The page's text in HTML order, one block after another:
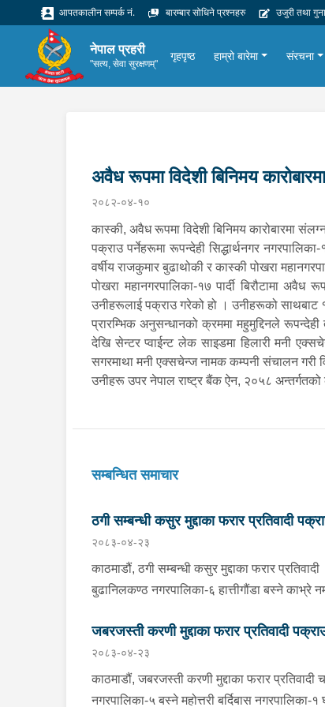
आपतकालीन सम्पर्क नं. बारम्बार सोधिने प्रश्नहरु उजुरी तथा
नेपाल प्रहरी
"सत्य, सेवा सुरक्षणम्"
गृहपृष्ठ हाम्रो बारेमा संरचना
अवैध रूपमा विदेशी बिनिमय
२०८२-०४-१०
कास्की, अवैध रूपमा विदेशी बिनिमय कारोबारमा
पक्राउ पर्नेहरूमा रूपन्देही सिद्धार्थनगर
वर्षीय राजकुमार बुढाथोकी र कास्की पोखरा
पोखरा महानगरपालिका-१७ पार्दी बिरौटामा
उनीहरूलाई पक्राउ गरेको हो । उनीहरूको
प्रारम्भिक अनुसन्धानको क्रममा महुमुद्दिनले
देखि सेन्टर प्वाईन्ट लेक साइडमा हिलारी मनी
सगरमाथा मनी एक्सचेन्ज नामक कम्पनी संचालन गरी
उनीहरू उपर नेपाल राष्ट्र बैंक ऐन, २०५८
सम्बन्धित समाचार
ठगी सम्बन्धी कसुर मुद्दाका फरार प्रतिवादी
२०८३-०४-२३
काठमाडौं, ठगी सम्बन्धी कसुर मुद्दाका फरार प्रतिवादी
बुढानिलकण्ठ नगरपालिका-६ हात्तीगौंडा बस्ने काभ्रे
प्रहरीले पक्राउ गरेको छ । उक्त मुद्दामा फरार रहेका
काठमाडौं उपत्यका अपराध अनुसन्धान कार्यालय
खटिएको प्रहरीले काठमाडौं महानगरपालिका-४
पक्राउ गरेको हो । उनलाई फैसला कार्यान्वयनको
जबरजस्ती करणी मुद्दाका फरार प्रतिवादी
२०८३-०४-२३
काठमाडौं, जबरजस्ती करणी मुद्दाका फरार प्रतिवादी
नगरपालिका-५ बस्ने महोत्तरी बर्दिबास नगरपालिका-१